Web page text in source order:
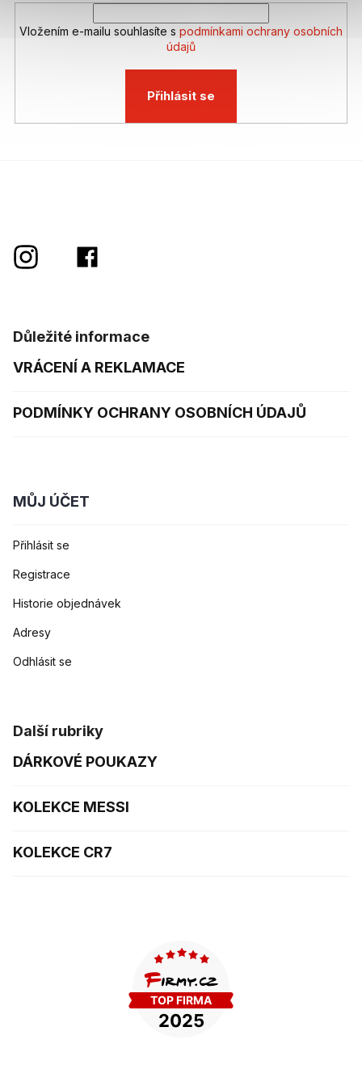
Vložením e-mailu souhlasíte s podmínkami ochrany osobních
údajů
Přihlásit se
Důležité informace
VRÁCENÍ A REKLAMACE
PODMÍNKY OCHRANY OSOBNÍCH ÚDAJŮ
MŮJ ÚČET
Přihlásit se
Registrace
Historie objednávek
Adresy
Odhlásit se
Další rubriky
DÁRKOVÉ POUKAZY
KOLEKCE MESSI
KOLEKCE CR7